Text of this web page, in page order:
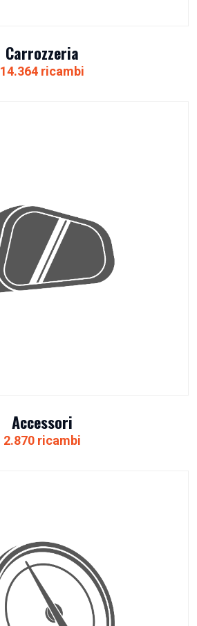
Carrozzeria
14.364 ricambi
Accessori
2.870 ricambi